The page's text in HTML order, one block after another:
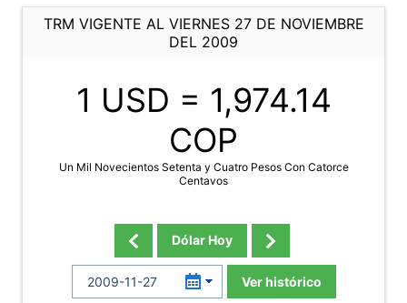
TRM VIGENTE AL VIERNES 27 DE NOVIEMBRE
DEL 2009
1 USD = 1,974.14
COP
Un Mil Novecientos Setenta y Cuatro Pesos Con Catorce
Centavos
Dólar Hoy
Ver histórico